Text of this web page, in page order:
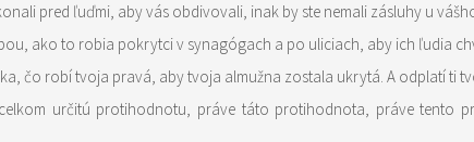
pred ľuďmi, aby vás obdivovali, inak by ste nemali zásluhy u
ako to robia pokrytci v synagógach a po uliciach, aby ich ľudia
čo robí tvoja pravá, aby tvoja almužna zostala ukrytá. A odplatí ti
určitú protihodnotu, práve táto protihodnota, práve tento